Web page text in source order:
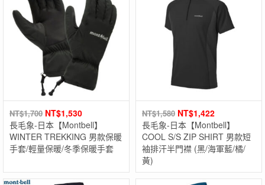
NT$1,700 NT$1,530
長毛象-日本【Montbell】
WINTER TREKKING 男款保暖
手套/輕量保暖/冬季保暖手套
NT$1,580 NT$1,422
長毛象-日本【Montbell】
COOL S/S ZIP SHIRT 男款短
袖排汗半門襟 (黑/海軍藍/橘/
黃)